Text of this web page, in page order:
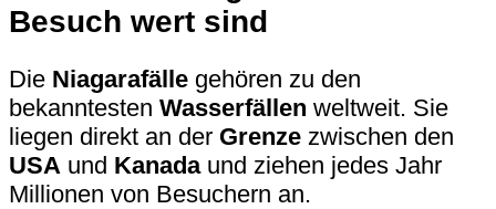
Besuch wert sind
Die Niagarafälle gehören zu den
bekanntesten Wasserfällen weltweit. Sie
liegen direkt an der Grenze zwischen den
USA und Kanadaund ziehen jedes Jahr
Millionen von Besuchern an.